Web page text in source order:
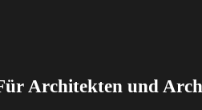
Architekten und